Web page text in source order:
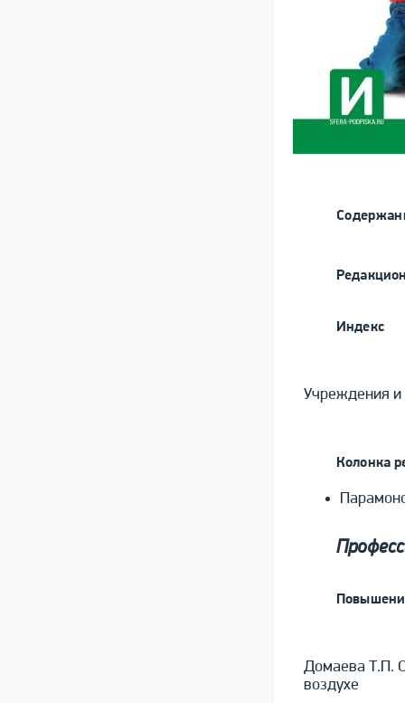
Индекс
Учреждения
Колонка
Домаева Т.П.
воздухе